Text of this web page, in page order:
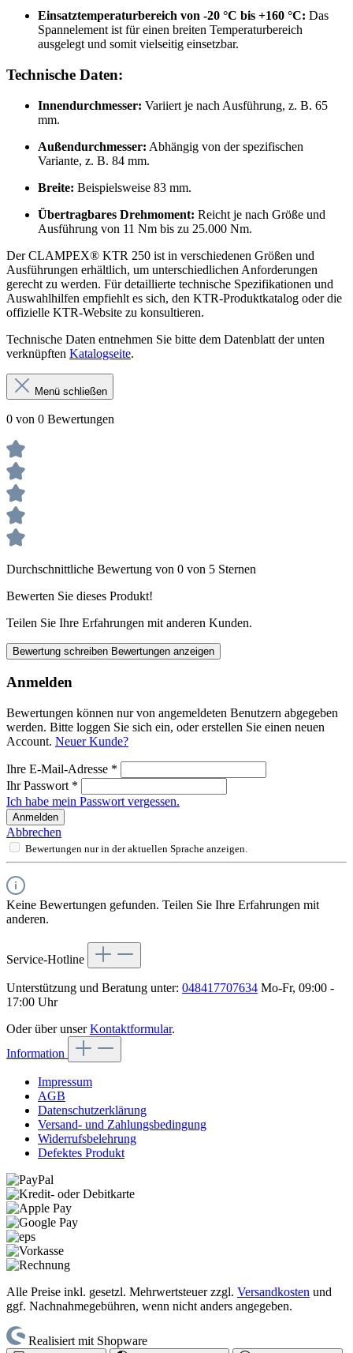
Einsatztemperaturbereich von -20 °C bis +160 °C: Das
Spannelement ist für einen breiten Temperaturbereich
ausgelegt und somit vielseitig einsetzbar.
Technische Daten:
Innendurchmesser: Variiert je nach Ausführung, z. B. 65
mm.
Außendurchmesser: Abhängig von der spezifischen
Variante, z. B. 84 mm.
Breite: Beispielsweise 83 mm.
Übertragbares Drehmoment: Reicht je nach Größe und
Ausführung von 11 Nm bis zu 25.000 Nm.
Der CLAMPEX® KTR 250 ist in verschiedenen Größen und
Ausführungen erhältlich, um unterschiedlichen Anforderungen
gerecht zu werden. Für detaillierte technische Spezifikationen und
Auswahlhilfen empfiehlt es sich, den KTR-Produktkatalog oder die
offizielle KTR-Website zu konsultieren.
Technische Daten entnehmen Sie bitte dem Datenblatt der unten
verknüpften Katalogseite.
Menü schließen
0 von 0 Bewertungen
Durchschnittliche Bewertung von 0 von 5 Sternen
Bewerten Sie dieses Produkt!
Teilen Sie Ihre Erfahrungen mit anderen Kunden.
Bewertung schreiben Bewertungen anzeigen
Anmelden
Bewertungen können nur von angemeldeten Benutzern abgegeben
werden. Bitte loggen Sie sich ein, oder erstellen Sie einen neuen
Account. Neuer Kunde?
Ihre E-Mail-Adresse *
Ihr Passwort *
Ich habe mein Passwort vergessen.
Anmelden
Abbrechen
Bewertungen nur in der aktuellen Sprache anzeigen.
Keine Bewertungen gefunden. Teilen Sie Ihre Erfahrungen mit
anderen.
Service-Hotline
Unterstützung und Beratung unter: 048417707634 Mo-Fr, 09:00 -
17:00 Uhr
Oder über unserKontaktformular.
Information
Impressum
AGB
Datenschutzerklärung
Versand- und Zahlungsbedingung
Widerrufsbelehrung
Defektes Produkt
Alle Preise inkl. gesetzl. Mehrwertsteuer zzgl. Versandkosten und
ggf. Nachnahmegebühren, wenn nicht anders angegeben.
Realisiert mit Shopware